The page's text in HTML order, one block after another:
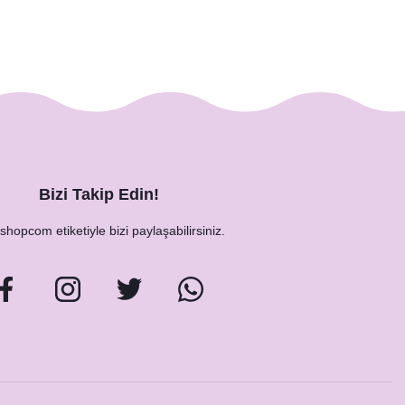
Bizi Takip Edin!
etiketiyle bizi paylaşabilirsiniz.